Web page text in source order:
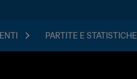
PARTITE E STATISTICHE